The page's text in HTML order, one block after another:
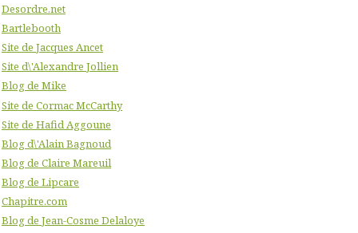
Desordre.net
Bartlebooth
Site de Jacques Ancet
Site d\'Alexandre Jollien
Blog de Mike
Site de Cormac McCarthy
Site de Hafid Aggoune
Blog d\'Alain Bagnoud
Blog de Claire Mareuil
Blog de Lipcare
Chapitre.com
Blog de Jean-Cosme Delaloye